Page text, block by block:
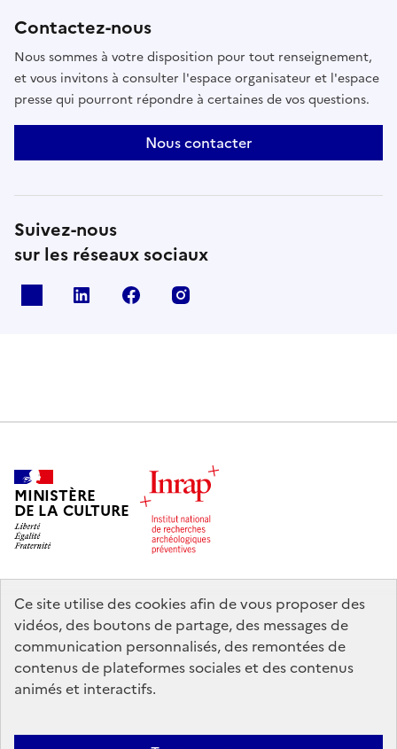
Ce site utilise des cookies afin de vous proposer des
vidéos, des boutons de partage, des messages de
communication personnalisés, des remontées de
contenus de plateformes sociales et des contenus
animés et interactifs.
Contactez-nous
Nous sommes à votre disposition pour tout renseignement,
et vous invitons à consulter l'espace organisateur et l'espace
presse qui pourront répondre à certaines de vos questions.
Nous contacter
Suivez-nous
sur les réseaux sociaux
Linkedin Facebook
MINISTÈRE
DE LA CULTURE
legifrance.gouv.fr
info.gouv.fr
service-public.gouv.fr
data.gouv.fr
Nous contacter Mentions légales Accessibilité : partiellement